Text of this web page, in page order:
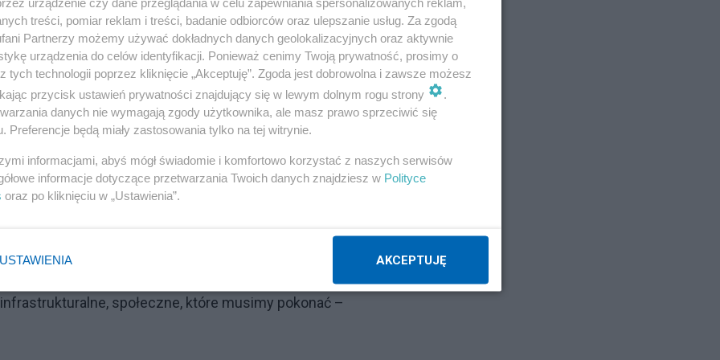
było poświęcone założeniom "Strategii Rozwoju Sportu
letnich igrzysk olimpijskich. – Stać nas na igrzyska.
się bogaci. Jesteśmy w gronie
być po to, żeby zabrać z jakichś obszarów i wydać na
inwestycją w zdrowe społeczeństwo i w sport –
na organizację igrzysk do 2040 roku to 70 mld zł.
zimowych igrzysk olimpijskich w Zakopanem (ćwierć
– Musimy zbudować narodową strategię rozwoju
zorganizowania igrzysk, ale strategia takiej
bez tych zmian nie będą możliwe. Nie mamy barier
społeczne, które musimy pokonać –
treści, pomiar reklam i treści, badanie odbiorców oraz ulepszanie usług. Za zgodą
Partnerzy możemy używać dokładnych danych geolokalizacyjnych oraz aktywnie
urządzenia do celów identyfikacji. Ponieważ cenimy Twoją prywatność, prosimy o
tych technologii poprzez kliknięcie „Akceptuję”. Zgoda jest dobrowolna i zawsze możesz
przycisk ustawień prywatności znajdujący się w lewym dolnym rogu strony
.
danych nie wymagają zgody użytkownika, ale masz prawo sprzeciwić się
Preferencje będą miały zastosowania tylko na tej witrynie.
informacjami, abyś mógł świadomie i komfortowo korzystać z naszych serwisów
informacje dotyczące przetwarzania Twoich danych znajdziesz w Polityce
oraz po kliknięciu w „Ustawienia”.
USTAWIENIA AKCEPTUJĘ